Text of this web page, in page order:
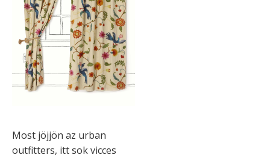
Most jöjjön az urban
outfitters, itt sok vicces